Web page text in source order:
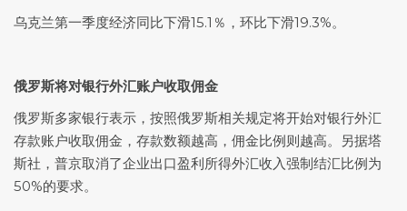
乌克兰第一季度经济同比下滑15.1％，环比下滑19.3%。
俄罗斯将对银行外汇账户收取佣金
俄罗斯多家银行表示，按照俄罗斯相关规定将开始对银行外汇
存款账户收取佣金，存款数额越高，佣金比例则越高。另据塔
斯社，普京取消了企业出口盈利所得外汇收入强制结汇比例为
50%的要求。